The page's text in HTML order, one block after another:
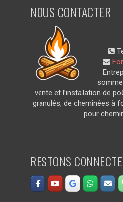
NOUS CONTACTER
vente et l’installation de
granulés, de cheminées à
pour
RESTONS